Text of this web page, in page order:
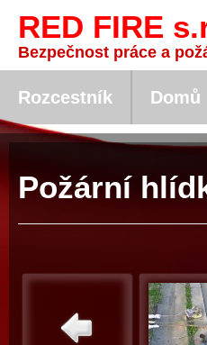
RED FIRE
Bezpečnost práce a
Rozcestník Domů
Požární